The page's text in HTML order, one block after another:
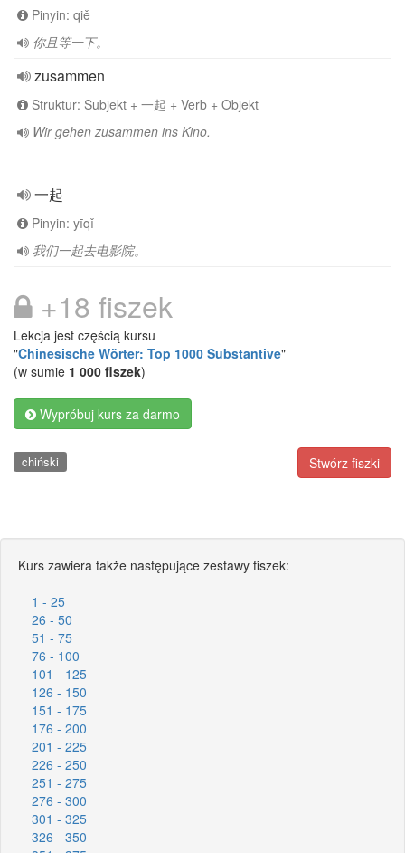
Pinyin: qiě
你且等一下。
zusammen
Struktur: Subjekt + 一起 + Verb + Objekt
Wir gehen zusammen ins Kino.
一起
Pinyin: yīqǐ
我们一起去电影院。
+18 fiszek
Lekcja jest częścią kursu
"Chinesische Wörter: Top 1000 Substantive"
(w sumie 1 000 fiszek)
Wypróbuj kurs za darmo
Stwórz fiszki
chiński
Kurs zawiera także następujące zestawy fiszek:
1 - 25
26 - 50
51 - 75
76 - 100
101 - 125
126 - 150
151 - 175
176 - 200
201 - 225
226 - 250
251 - 275
276 - 300
301 - 325
326 - 350